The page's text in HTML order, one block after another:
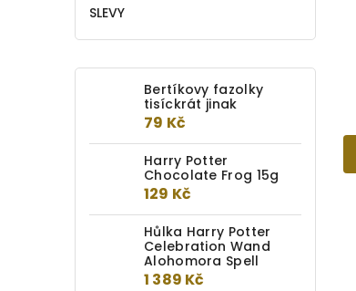
SLEVY
Bertíkovy fazolky
tisíckrát jinak
79 Kč
Harry Potter
Chocolate Frog 15g
129 Kč
Hůlka Harry Potter
Celebration Wand
Alohomora Spell
1 389 Kč